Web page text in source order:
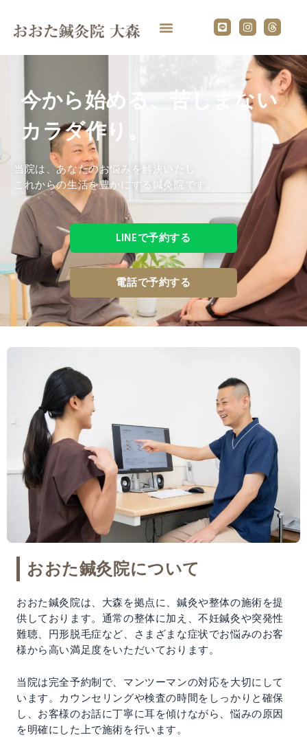
ス
L
i
n
I
n
s
a
g
r
a
m
T
h
r
a
d
s
今から始める、苦しまない
カラダ作り。
当院は、あなたのお悩みを解決いたし
これからの生活を豊かにする鍼灸院です。
LINEで予約する
電話で予約する
おおた鍼灸院について
おおた鍼灸院は、大森を拠点に、鍼灸や整体の施術を提
供しております。通常の整体に加え、不妊鍼灸や突発性
難聴、円形脱毛症など、さまざまな症状でお悩みのお客
様から高い満足度をいただいております。
当院は完全予約制で、マンツーマンの対応を大切にして
います。カウンセリングや検査の時間をしっかりと確保
し、お客様のお話に丁寧に耳を傾けながら、悩みの原因
を明確にした上で施術を行います。